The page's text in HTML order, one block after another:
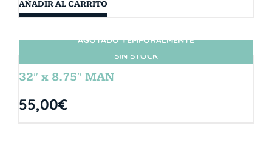
AÑADIR AL CARRITO
SIN STOCK
AGOTADO TEMPORALMENTE
32″ x 8.75″ MAN
55,00€